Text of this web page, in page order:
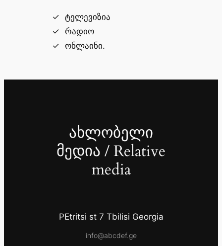
ტელევიზია
რადიო
ონლაინი.
ახლობელი
მედია / Relative
media
PEtritsi st 7 Tbilisi Georgia
info@abcdef.ge